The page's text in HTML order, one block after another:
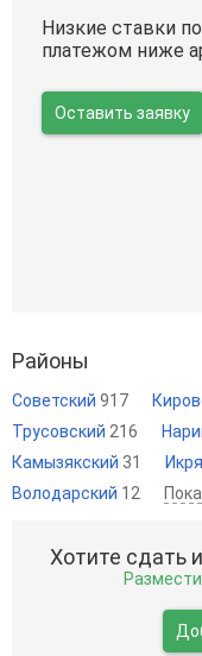
Низкие ставки
платежом ниже
Оставить заявку
Районы
Советский 917
Трусовский 216
Камызякский 31
Володарский 12
Хотите сдать